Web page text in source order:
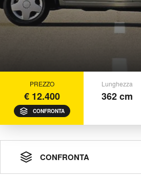
PREZZO
€ 12.400
CONFRONTA
Lunghezza
362 cm
CONFRONTA